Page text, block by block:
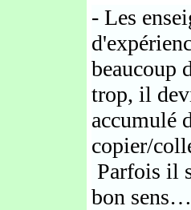
- Les
beaucoup
trop, il
accumulé
copier/
Parfois il
bon sens…